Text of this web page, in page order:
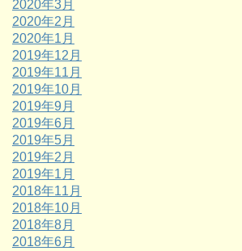
2020年3月
2020年2月
2020年1月
2019年12月
2019年11月
2019年10月
2019年9月
2019年6月
2019年5月
2019年2月
2019年1月
2018年11月
2018年10月
2018年8月
2018年6月